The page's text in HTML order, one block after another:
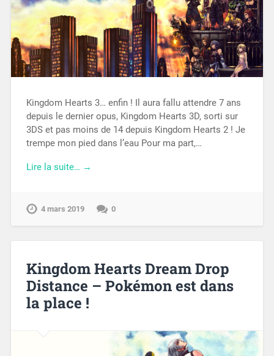
Kingdom Hearts 3… enfin ! Il aura fallu attendre 7 ans
depuis le dernier opus, Kingdom Hearts 3D, sorti sur
3DS et pas moins de 14 depuis Kingdom Hearts 2 ! Je
trempe mon pied dans l’eau Pour ma part,…
Lire la suite… →
4 mars 2019 0
Kingdom Hearts Dream Drop
Distance – Pokémon est dans
la place !